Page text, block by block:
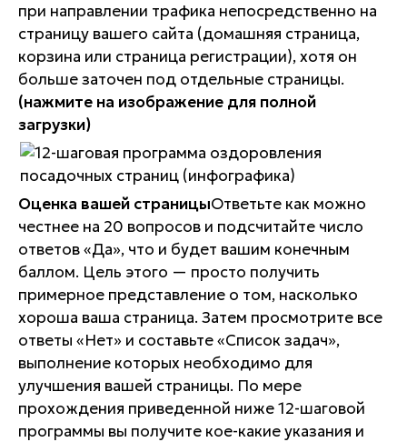
при направлении трафика непосредственно на
страницу вашего сайта (домашняя страница,
корзина или страница регистрации), хотя он
больше заточен под отдельные страницы.
(нажмите на изображение для полной
загрузки)
Оценка вашей страницыОтветьте как можно
честнее на 20 вопросов и подсчитайте число
ответов «Да», что и будет вашим конечным
баллом. Цель этого — просто получить
примерное представление о том, насколько
хороша ваша страница. Затем просмотрите все
ответы «Нет» и составьте «Список задач»,
выполнение которых необходимо для
улучшения вашей страницы. По мере
прохождения приведенной ниже 12-шаговой
программы вы получите кое-какие указания и